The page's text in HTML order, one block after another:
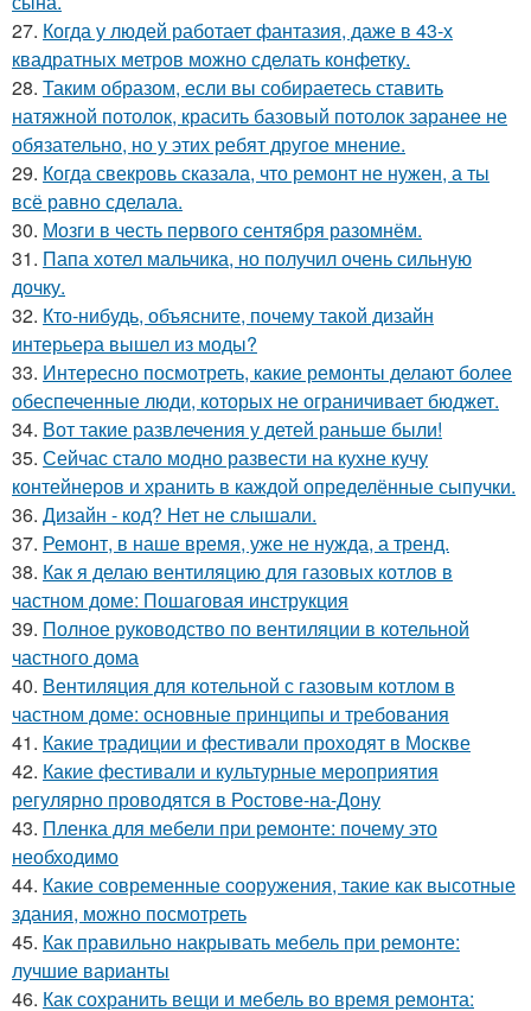
27. Когда у людей работает фантазия, даже в 43-х
квадратных метров можно сделать конфетку.
28. Таким образом, если вы собираетесь ставить
натяжной потолок, красить базовый потолок заранее не
обязательно, но у этих ребят другое мнение.
29. Когда свекровь сказала, что ремонт не нужен, а ты
всё равно сделала.
30. Мозги в честь первого сентября разомнём.
31. Папа хотел мальчика, но получил очень сильную
дочку.
32. Кто-нибудь, объясните, почему такой дизайн
интерьера вышел из моды?
33. Интересно посмотреть, какие ремонты делают более
обеспеченные люди, которых не ограничивает бюджет.
34. Вот такие развлечения у детей раньше были!
35. Сейчас стало модно развести на кухне кучу
контейнеров и хранить в каждой определённые сыпучки.
36. Дизайн - код? Нет не слышали.
37. Ремонт, в наше время, уже не нужда, а тренд.
38. Как я делаю вентиляцию для газовых котлов в
частном доме: Пошаговая инструкция
39. Полное руководство по вентиляции в котельной
частного дома
40. Вентиляция для котельной с газовым котлом в
частном доме: основные принципы и требования
41. Какие традиции и фестивали проходят в Москве
42. Какие фестивали и культурные мероприятия
регулярно проводятся в Ростове-на-Дону
43. Пленка для мебели при ремонте: почему это
необходимо
44. Какие современные сооружения, такие как высотные
здания, можно посмотреть
45. Как правильно накрывать мебель при ремонте:
лучшие варианты
46. Как сохранить вещи и мебель во время ремонта: